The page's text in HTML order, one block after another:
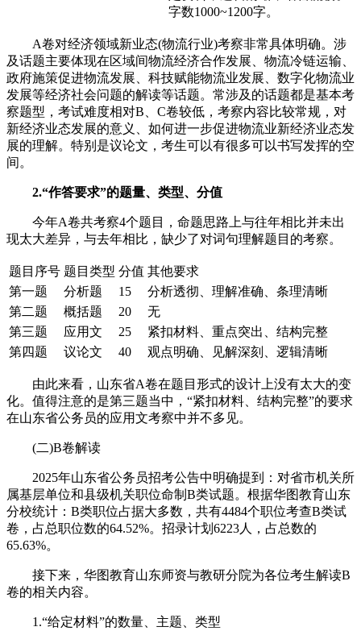
字数1000~1200字。
A卷对经济领域新业态(物流行业)考察非常具体明确。涉
及话题主要体现在区域间物流经济合作发展、物流冷链运输、
政府施策促进物流发展、科技赋能物流业发展、数字化物流业
发展等经济社会问题的解读等话题。常涉及的话题都是基本考
察题型，考试难度相对B、C卷较低，考察内容比较常规，对
新经济业态发展的意义、如何进一步促进物流业新经济业态发
展的理解。特别是议论文，考生可以有很多可以书写发挥的空
间。
2.“作答要求”的题量、类型、分值
今年A卷共考察4个题目，命题思路上与往年相比并未出
现太大差异，与去年相比，缺少了对词句理解题目的考察。
题目序号 题目类型 分值 其他要求
第一题
分析题 15
分析透彻、理解准确、条理清晰
第二题
概括题 20
无
第三题
应用文 25
紧扣材料、重点突出、结构完整
第四题
议论文 40 观点明确、见解深刻、逻辑清晰
由此来看，山东省A卷在题目形式的设计上没有太大的变
化。值得注意的是第三题当中，“紧扣材料、结构完整”的要求
在山东省公务员的应用文考察中并不多见。
(二)B卷解读
2025年山东省公务员招考公告中明确提到：对省市机关所
属基层单位和县级机关职位命制B类试题。根据华图教育山东
分校统计：B类职位占据大多数，共有4484个职位考查B类试
卷，占总职位数的64.52%。招录计划6223人，占总数的
65.63%。
接下来，华图教育山东师资与教研分院为各位考生解读B
卷的相关内容。
1.“给定材料”的数量、主题、类型